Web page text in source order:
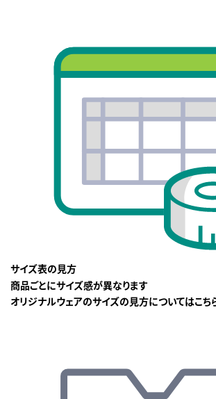
サイズ表の見方
商品ごとにサイズ感が異なります
オリジナルウェアのサイズの見方についてはこち